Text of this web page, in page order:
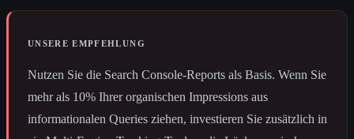
UNSERE EMPFEHLUNG
Nutzen Sie die Search Console-Reports als Basis. Wenn Sie
mehr als 10% Ihrer organischen Impressions aus
informationalen Queries ziehen, investieren Sie zusätzlich in